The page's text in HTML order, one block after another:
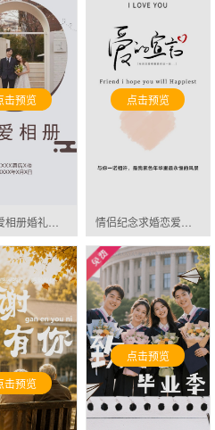
击预览 点击预览
击预览
点击预览